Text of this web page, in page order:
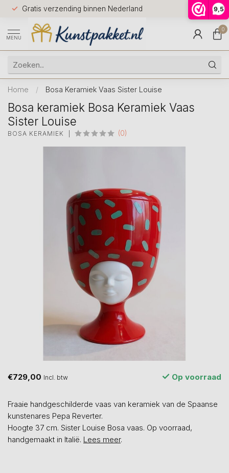
9,5
Gratis verzending binnen Nederland
Voor
huis
9.5
MENU
0
Home / Bosa Keramiek Vaas Sister Louise
Bosa keramiek Bosa Keramiek Vaas
Sister Louise
BOSA KERAMIEK (0)
€729,00 Incl. btw Op voorraad
Fraaie handgeschilderde vaas van keramiek van de Spaanse
kunstenares Pepa Reverter.
Hoogte 37 cm. Sister Louise Bosa vaas. Op voorraad,
handgemaakt in Italië. Lees meer.